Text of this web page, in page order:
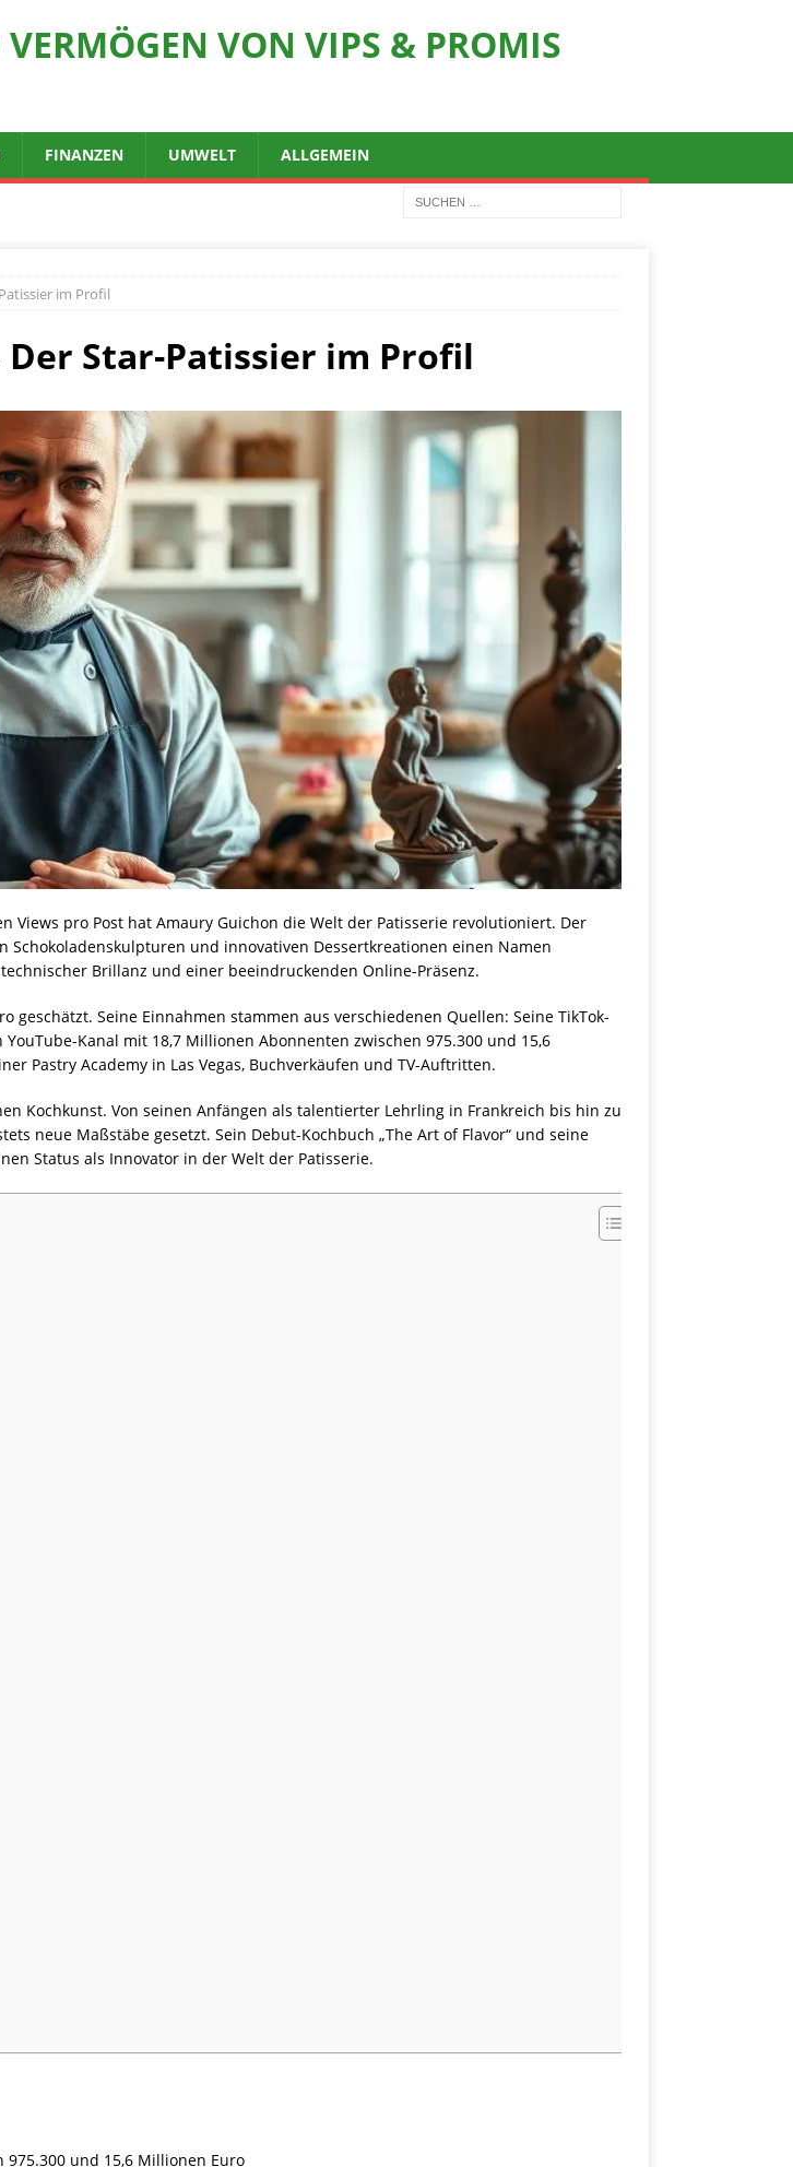
VON VIPS & PROMIS
FINANZEN UMWELT ALLGEMEIN
im Profil
Star-Patissier im Profil
pro Post hat Amaury Guichon die Welt der Patisserie revolutioniert. Der
und innovativen Dessertkreationen einen Namen
Brillanz und einer beeindruckenden Online-Präsenz.
Seine Einnahmen stammen aus verschiedenen Quellen: Seine TikTok-
Kanal mit 18,7 Millionen Abonnenten zwischen 975.300 und 15,6
Pastry Academy in Las Vegas, Buchverkäufen und TV-Auftritten.
Kochkunst. Von seinen Anfängen als talentierter Lehrling in Frankreich bis hin zu
neue Maßstäbe gesetzt. Sein Debut-Kochbuch „The Art of Flavor“ und seine
Status als Innovator in der Welt der Patisserie.
975.300 und 15,6 Millionen Euro